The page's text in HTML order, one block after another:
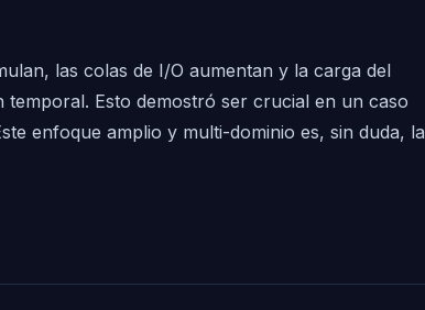
las colas de I/O aumentan y la carga del
temporal. Esto demostró ser crucial en un caso
enfoque amplio y multi-dominio es, sin duda, la